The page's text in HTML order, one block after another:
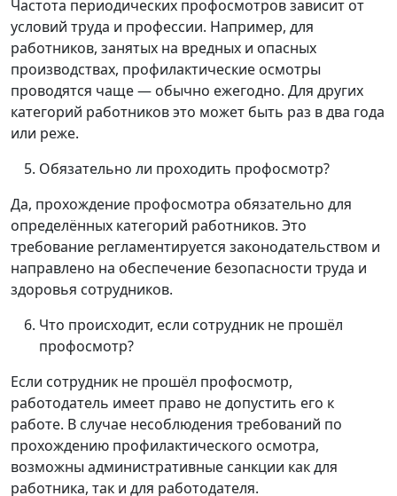
Частота периодических профосмотров зависит от
условий труда и профессии. Например, для
работников, занятых на вредных и опасных
производствах, профилактические осмотры
проводятся чаще — обычно ежегодно. Для других
категорий работников это может быть раз в два года
или реже.
Обязательно ли проходить профосмотр?
Да, прохождение профосмотра обязательно для
определённых категорий работников. Это
требование регламентируется законодательством и
направлено на обеспечение безопасности труда и
здоровья сотрудников.
Что происходит, если сотрудник не прошёл
профосмотр?
Если сотрудник не прошёл профосмотр,
работодатель имеет право не допустить его к
работе. В случае несоблюдения требований по
прохождению профилактического осмотра,
возможны административные санкции как для
работника, так и для работодателя.